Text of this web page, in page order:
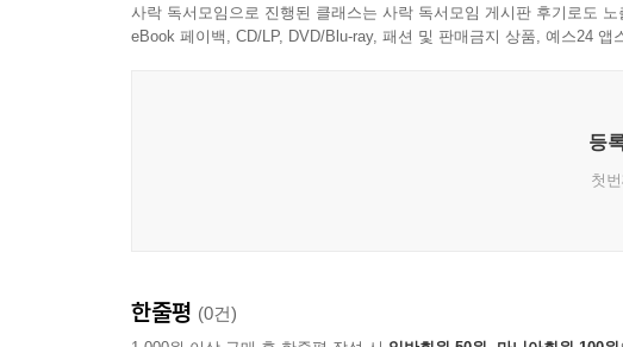
28장. 좋은 게임을 만들기 위해 필요한 플레이테스트
29장. 기술이 있는 게임 팀 구성
사락 독서모임으로 진행된 클래스는 사락 독서모임 게시판 후기로도 노
eBook 페이백, CD/LP, DVD/Blu-ray, 패션 및 판매금지 상품, 예스24 앱
등
첫
한줄평 (0건)